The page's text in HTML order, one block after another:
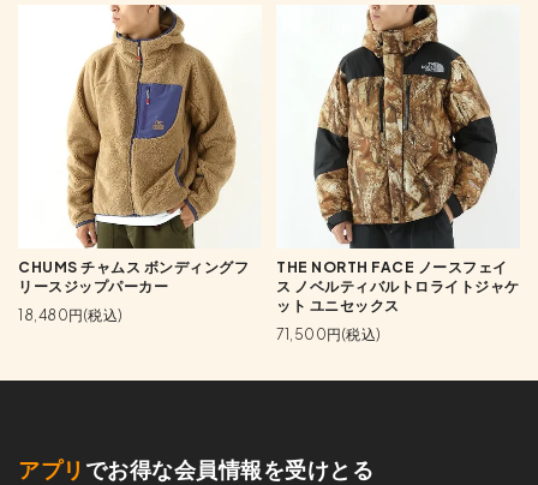
CHUMS チャムス ボンディングフ
リースジップパーカー
18,480円(税込)
THE NORTH FACE ノースフェイ
ス ノベルティバルトロライトジャケ
ット ユニセックス
71,500円(税込)
アプリ でお得な会員情報を受けとる